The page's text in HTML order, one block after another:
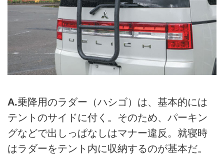
A.乗降用のラダー（ハシゴ）は、基本的には
テントのサイドに付く。そのため、パーキン
グなどで出しっぱなしはマナー違反。就寝時
はラダーをテント内に収納するのが基本だ。